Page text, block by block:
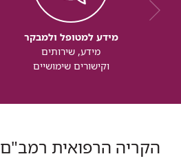
מידע למטופל ולמבקר
מידע, שירותים
וקישורים שימושיים
הקריה הרפואית רמב"ם